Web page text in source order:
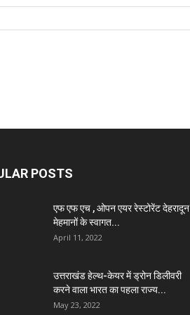
POSTS
एफ एफ एच , ओपन एयर रेस्टोरेंट देहरादून
मेहमानों के स्वागत...
April 11, 2022
उत्तराखंड हेल्थ-केयर में ड्रोन डिलीवरी
करने वाला भारत का पहला राज्य...
May 23, 2022